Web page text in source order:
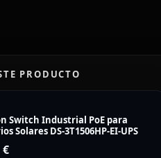
PRODUCTO
Switch Industrial PoE para
Solares DS-3T1506HP-EI-UPS
€